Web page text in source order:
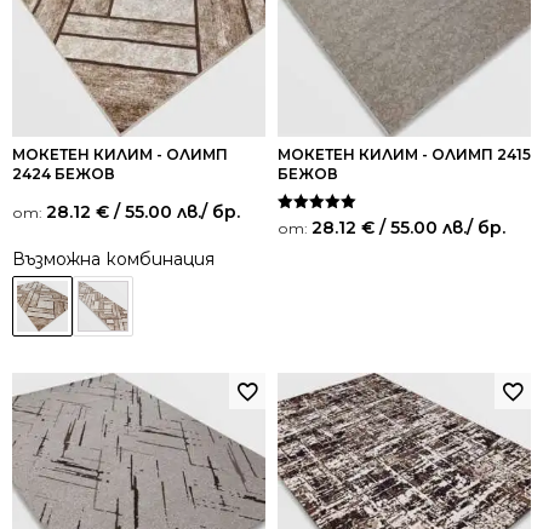
МОКЕТЕН КИЛИМ - ОЛИМП
2424 БЕЖОВ
от: 28.12 € / 55.00 лв./ бр.
Възможна комбинация
МОКЕТЕН КИЛИМ - ОЛИМП 2415
БЕЖОВ
Оценено на
5.00
от: 28.12 € / 55.00 лв./ бр.